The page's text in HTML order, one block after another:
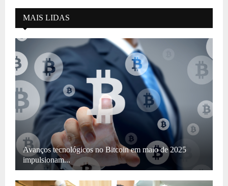
MAIS LIDAS
Avanços tecnológicos no Bitcoin em maio de 2025
impulsionam...